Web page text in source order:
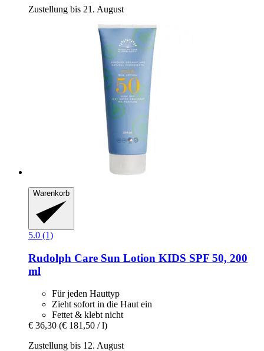
Zustellung bis 21. August
Warenkorb
5.0 (1)
Rudolph Care Sun Lotion KIDS SPF 50, 200
ml
Für jeden Hauttyp
Zieht sofort in die Haut ein
Fettet & klebt nicht
€ 36,30 (€ 181,50 / l)
Zustellung bis 12. August